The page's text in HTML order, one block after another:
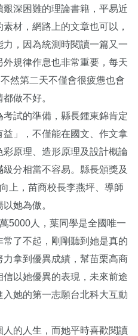
深困難的理論書籍，平易近
材，網路上的文章也可以，
，因為統測時閱讀一篇又一
規律作息也非常重要，每天
然第二天不僅會很疲憊也會
做不好。
試的準備，縣長鍾東錦肯定
」，不僅能在國文、作文拿
原理、造形原理及設計概論
分相當不容易。縣長頒獎及
上，苗商校長李燕坪、導師
她為傲。
5000人，葉同學是全國唯一
了不起，剛剛聽到她是真的
拿到優異成績，幫苗栗高商
以她優異的表現，未來前途
她的第一志願台北科大互動
的人生，而她平時喜歡閱讀